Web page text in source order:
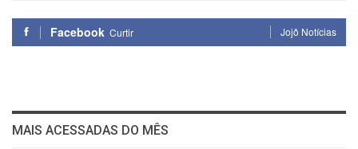
Facebook Curtir Jojô Notícias
MAIS ACESSADAS DO MÊS